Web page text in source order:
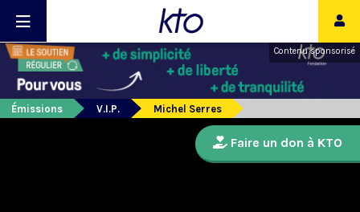
Contenu sponsorisé
Émissions V.I.P. Michel Serres
Faire un don à KTO